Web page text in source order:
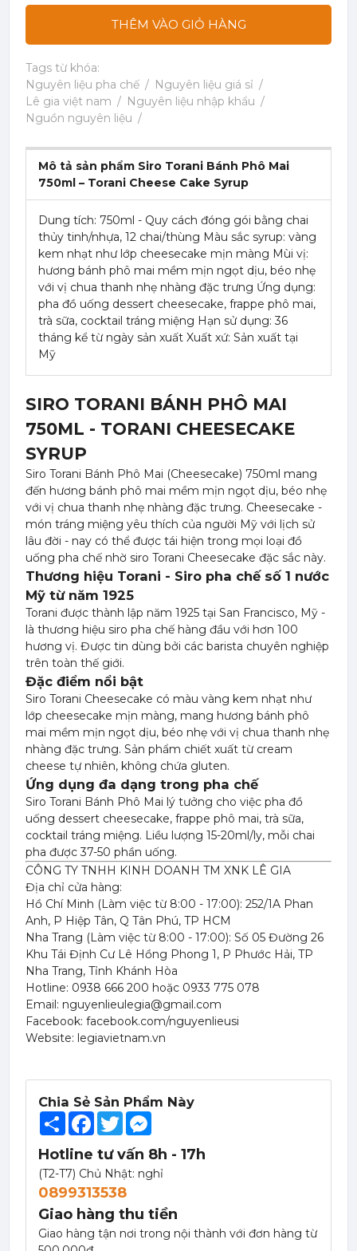
Chia Sẻ Sản Phẩm Này
ShareFacebook
Twitter
Hotline tư vấn 8h - 17h
(T2-T7) Chủ Nhật: nghỉ
0899313538
Giao hàng thu tiền
Giao hàng tận nơi trong nội thành với đơn hàng từ
THÊM VÀO GIỎ HÀNG
Tags từ khóa:
Nguyên liệu pha chế
Nguyên liệu giá sỉ
Lê gia việt nam
Nguyên liệu nhập khẩu
Nguồn nguyên liệu
Mô tả sản phẩm Siro Torani Bánh Phô Mai
750ml – Torani Cheese Cake Syrup
Dung tích: 750ml - Quy cách đóng gói bằng chai
thủy tinh/nhựa, 12 chai/thùng Màu sắc syrup: vàng
kem nhạt như lớp cheesecake mịn màng Mùi vị:
hương bánh phô mai mềm mịn ngọt dịu, béo nhẹ
với vị chua thanh nhẹ nhàng đặc trưng Ứng dụng:
pha đồ uống dessert cheesecake, frappe phô mai,
trà sữa, cocktail tráng miệng Hạn sử dụng: 36
tháng kể từ ngày sản xuất Xuất xứ: Sản xuất tại
Mỹ
SIRO TORANI BÁNH PHÔ MAI
750ML - TORANI CHEESECAKE
SYRUP
Siro Torani Bánh Phô Mai (Cheesecake) 750ml mang
đến hương bánh phô mai mềm mịn ngọt dịu, béo nhẹ
với vị chua thanh nhẹ nhàng đặc trưng. Cheesecake -
món tráng miệng yêu thích của người Mỹ với lịch sử
lâu đời - nay có thể được tái hiện trong mọi loại đồ
uống pha chế nhờ siro Torani Cheesecake đặc sắc này.
Thương hiệu Torani - Siro pha chế số 1 nước
Mỹ từ năm 1925
Torani được thành lập năm 1925 tại San Francisco, Mỹ -
là thương hiệu siro pha chế hàng đầu với hơn 100
hương vị. Được tin dùng bởi các barista chuyên nghiệp
trên toàn thế giới.
Đặc điểm nổi bật
Siro Torani Cheesecake có màu vàng kem nhạt như
lớp cheesecake mịn màng, mang hương bánh phô
mai mềm mịn ngọt dịu, béo nhẹ với vị chua thanh nhẹ
nhàng đặc trưng. Sản phẩm chiết xuất từ cream
cheese tự nhiên, không chứa gluten.
Ứng dụng đa dạng trong pha chế
Siro Torani Bánh Phô Mai lý tưởng cho việc pha đồ
uống dessert cheesecake, frappe phô mai, trà sữa,
cocktail tráng miệng. Liều lượng 15-20ml/ly, mỗi chai
pha được 37-50 phần uống.
CÔNG TY TNHH KINH DOANH TM XNK LÊ GIA
Địa chỉ cửa hàng:
Hồ Chí Minh (Làm việc từ 8:00 - 17:00): 252/1A Phan
Anh, P Hiệp Tân, Q Tân Phú, TP HCM
Nha Trang (Làm việc từ 8:00 - 17:00): Số 05 Đường 26
Khu Tái Định Cư Lê Hồng Phong 1, P Phước Hải, TP
Nha Trang, Tỉnh Khánh Hòa
Hotline: 0938 666 200 hoặc 0933 775 078
Email: nguyenlieulegia@gmail.com
Facebook: facebook.com/nguyenlieusi
Website: legiavietnam.vn